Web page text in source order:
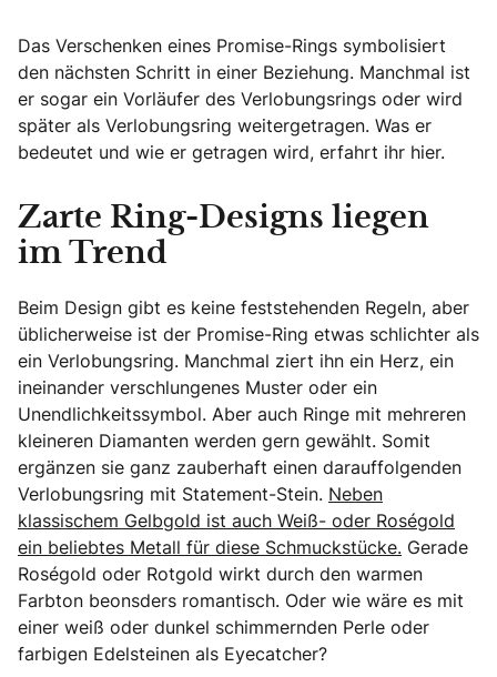
Das Verschenken eines Promise-Rings symbolisiert
den nächsten Schritt in einer Beziehung. Manchmal ist
er sogar ein Vorläufer des Verlobungsrings oder wird
später als Verlobungsring weitergetragen. Was er
bedeutet und wie er getragen wird, erfahrt ihr hier.
Zarte Ring-Designs liegen
im Trend
Beim Design gibt es keine feststehenden Regeln, aber
üblicherweise ist der Promise-Ring etwas schlichter als
ein Verlobungsring. Manchmal ziert ihn ein Herz, ein
ineinander verschlungenes Muster oder ein
Unendlichkeitssymbol. Aber auch Ringe mit mehreren
kleineren Diamanten werden gern gewählt. Somit
ergänzen sie ganz zauberhaft einen darauffolgenden
Verlobungsring mit Statement-Stein. Neben
klassischem Gelbgold ist auch Weiß- oder Roségold
ein beliebtes Metall für diese Schmuckstücke. Gerade
Roségold oder Rotgold wirkt durch den warmen
Farbton beonsders romantisch. Oder wie wäre es mit
einer weiß oder dunkel schimmernden Perle oder
farbigen Edelsteinen als Eyecatcher?